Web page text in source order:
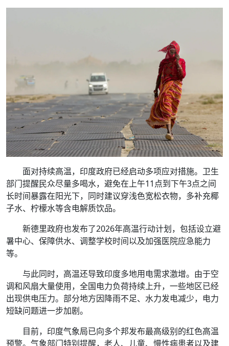
面对持续高温，印度政府已经启动多项应对措施。卫生
部门提醒民众尽量多喝水，避免在上午11点到下午3点之间
长时间暴露在阳光下，同时建议穿浅色宽松衣物，多补充椰
子水、柠檬水等含电解质饮品。
新德里政府也发布了2026年高温行动计划，包括设立避
暑中心、保障供水、调整学校时间以及加强医院应急能力
等。
与此同时，高温还导致印度多地用电需求激增。由于空
调和风扇大量使用，全国电力负荷持续上升，一些地区已经
出现供电压力。部分地方因降雨不足、水力发电减少，电力
短缺问题进一步加剧。
目前，印度气象局已向多个邦发布最高级别的红色高温
预警。气象部门特别提醒，老人、儿童、慢性病患者以及建